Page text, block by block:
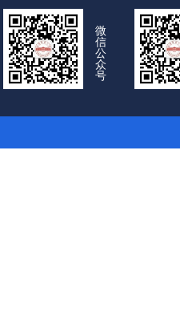
微
信
公
众
号